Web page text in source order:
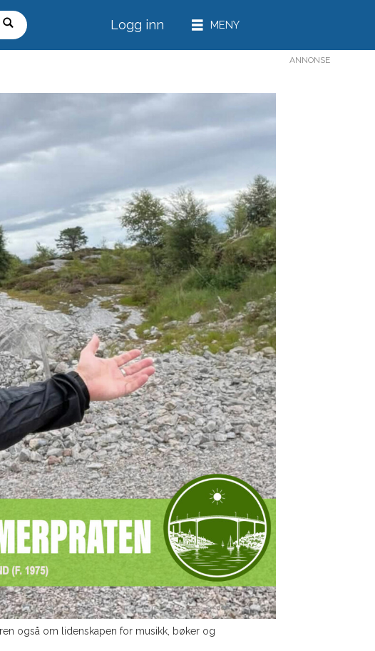
Logg inn
også om lidenskapen for musikk, bøker og
ANNONSE